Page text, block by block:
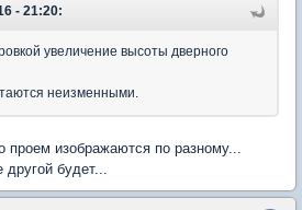
- 21:20:
увеличение высоты дверного
неизменными.
проем изображаются по разному...
другой будет...